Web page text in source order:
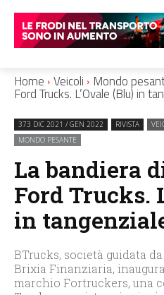
Home Veicoli Mondo
Ford Trucks. L’Ovale (Blu) in
373 DIC 2021 / GEN 2022 RIVISTA
MONDO PESANTE
La bandiera
Ford Trucks.
in
BTrucks, società guidata
Brixia Finanziaria,
marchio Fortruckers, una